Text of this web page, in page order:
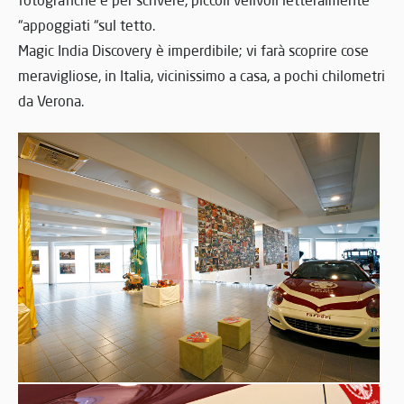
“appoggiati “sul tetto.
Magic India Discovery è imperdibile; vi farà scoprire cose
meravigliose, in Italia, vicinissimo a casa, a pochi chilometri
da Verona.